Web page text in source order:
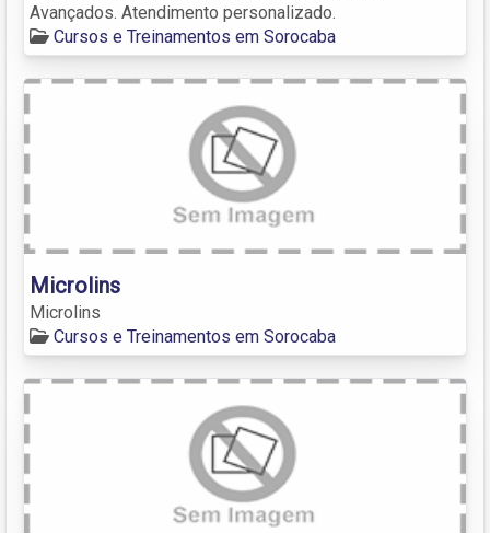
Avançados. Atendimento personalizado.
Cursos e Treinamentos em Sorocaba
Microlins
Microlins
Cursos e Treinamentos em Sorocaba